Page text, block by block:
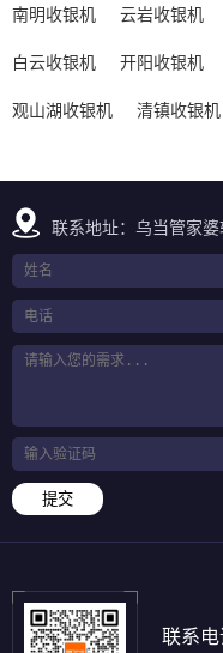
南明收银机 云岩收银机
白云收银机
开阳收银机
观山湖收银机
清镇收银机
联系地址：乌当管家婆
提交
联系